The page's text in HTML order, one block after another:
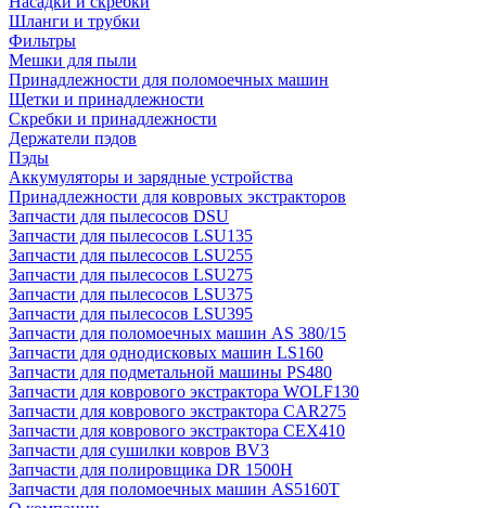
Шланги и трубки
Фильтры
Мешки для пыли
Принадлежности для поломоечных машин
Щетки и принадлежности
Скребки и принадлежности
Держатели пэдов
Пэды
Аккумуляторы и зарядные устройства
Принадлежности для ковровых экстракторов
Запчасти для пылесосов DSU
Запчасти для пылесосов LSU135
Запчасти для пылесосов LSU255
Запчасти для пылесосов LSU275
Запчасти для пылесосов LSU375
Запчасти для пылесосов LSU395
Запчасти для поломоечных машин AS 380/15
Запчасти для однодисковых машин LS160
Запчасти для подметальной машины PS480
Запчасти для коврового экстрактора WOLF130
Запчасти для коврового экстрактора CAR275
Запчасти для коврового экстрактора CEX410
Запчасти для сушилки ковров BV3
Запчасти для полировщика DR 1500H
Запчасти для поломоечных машин AS5160T